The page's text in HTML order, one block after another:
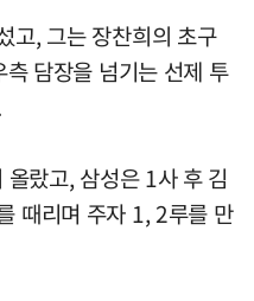
고, 그는 장찬희의 초구
담장을 넘기는 선제 투
랐고, 삼성은 1사 후 김
때리며 주자 1, 2루를 만